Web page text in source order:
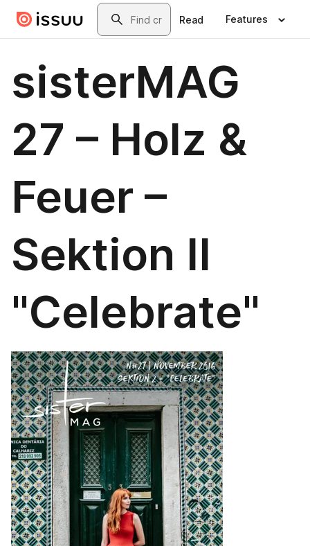
Skip to main contentSearch
Read Features
sisterMAG
27 – Holz &
Feuer –
Sektion II
"Celebrate"